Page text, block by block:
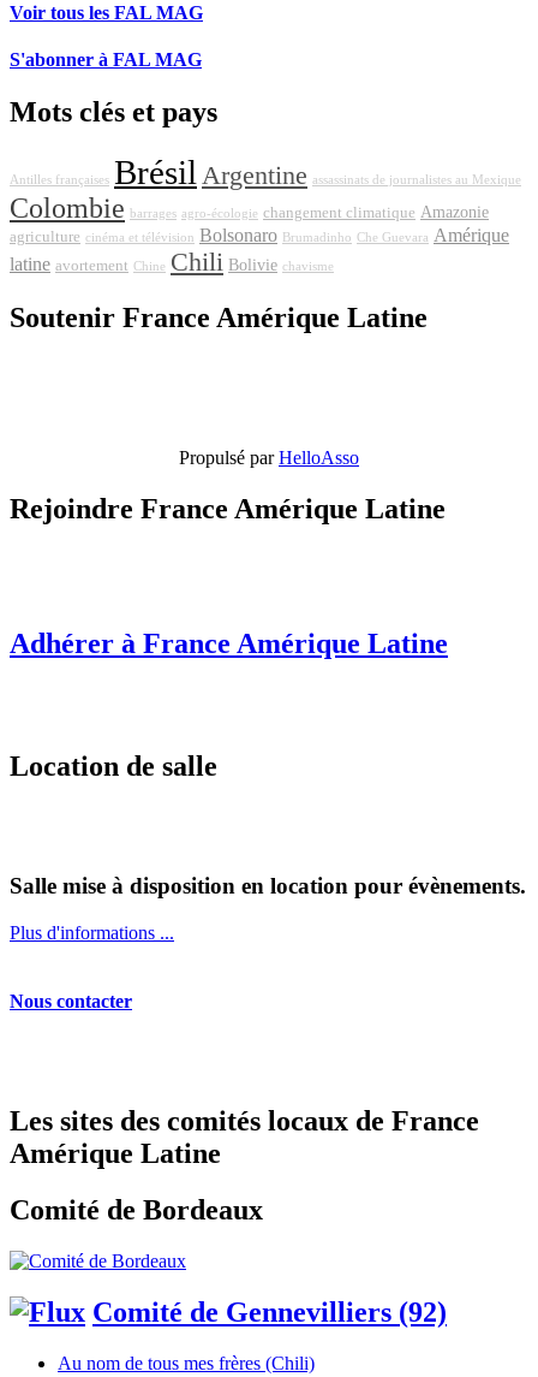
Voir tous les FAL MAG
S'abonner à FAL MAG
Mots clés et pays
Antilles françaises Brésil Argentine assassinats de journalistes au Mexique
Colombie barrages agro-écologie changement climatique Amazonie
agriculture cinéma et télévision Bolsonaro Brumadinho Che Guevara Amérique
latine avortement Chine Chili Bolivie chavisme
Soutenir France Amérique Latine
Propulsé parHelloAsso
Rejoindre France Amérique Latine
Adhérer à France Amérique Latine
Location de salle
Salle mise à disposition en location pour évènements.
Plus d'informations ...
Nous contacter
Les sites des comités locaux de France
Amérique Latine
Comité de Bordeaux
Comité de Gennevilliers (92)
Au nom de tous mes frères (Chili)